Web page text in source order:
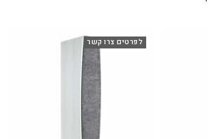
לפרטים צרו קשר